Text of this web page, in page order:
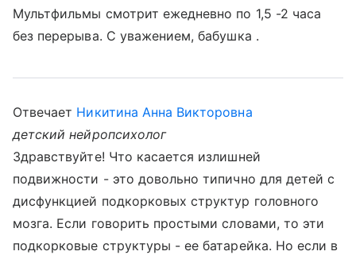
Мультфильмы смотрит ежедневно по 1,5 -2 часа
без перерыва. С уважением, бабушка .
Отвечает Никитина Анна Викторовна
детский нейропсихолог
Здравствуйте! Что касается излишней
подвижности - это довольно типично для детей с
дисфункцией подкорковых структур головного
мозга. Если говорить простыми словами, то эти
подкорковые структуры - ее батарейка. Но если в